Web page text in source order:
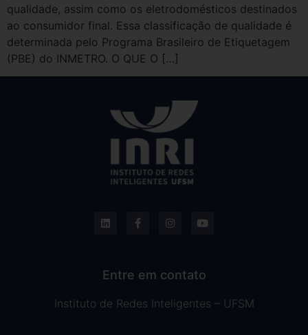
qualidade, assim como os eletrodomésticos destinados
ao consumidor final. Essa classificação de qualidade é
determinada pelo Programa Brasileiro de Etiquetagem
(PBE) do INMETRO. O QUE O […]
Entre em contato
Instituto de Redes Inteligentes – UFSM